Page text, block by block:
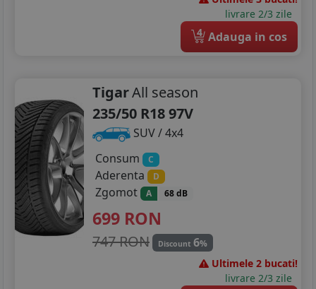
livrare 2/3 zile
4 Adauga in cos
TigarAll season
235/50 R18 97V
SUV / 4x4
Consum
C
Aderenta D
Zgomot A 68 dB
699 RON
747 RON Discount 6%
Ultimele 2 bucati!
livrare 2/3 zile